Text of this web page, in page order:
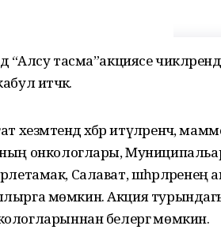
“Алсу тасма”акциясе чикләрендә
итәчәк.
хәбәр итүләренчә,
онкологлары,
Салават, шәһәрләренең
мөмкин. Акция
белергә мөмкин.